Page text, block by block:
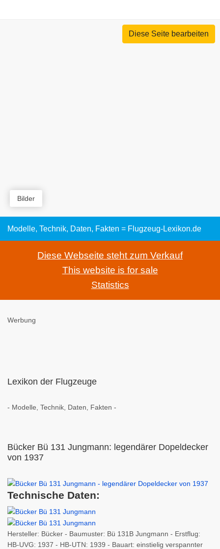
Diese Seite bearbeiten
Bilder
Modelle, Technik, Daten, Fakten = Flugzeug-Lexikon.de
Diese Webseite steht zum Verkauf
This website is for sale
Statistics
Werbung
Lexikon der Flugzeuge
- Modelle, Technik, Daten, Fakten -
Bücker Bü 131 Jungmann: legendärer Dopeldecker
von 1937
Technische Daten:
Hersteller: Bücker - Baumuster: Bü 131B Jungmann - Erstflug:
HB-UVG: 1937 - HB-UTN: 1939 - Bauart: einstielig verspannter